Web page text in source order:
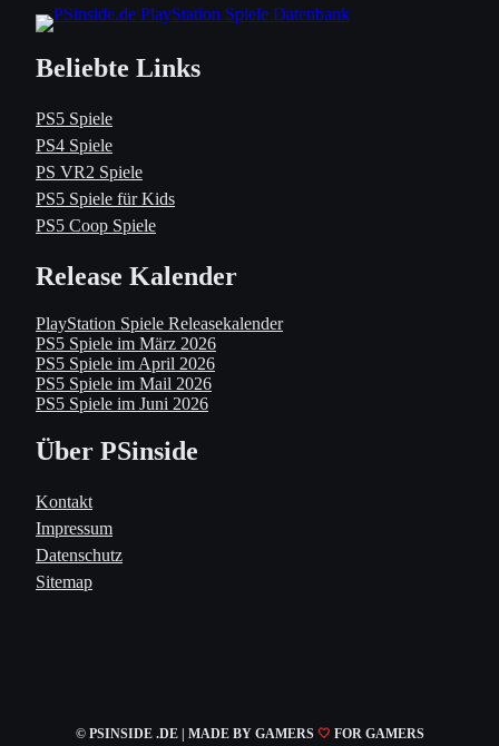
Beliebte Links
PS5 Spiele
PS4 Spiele
PS VR2 Spiele
PS5 Spiele für Kids
PS5 Coop Spiele
Release Kalender
PlayStation Spiele Releasekalender
PS5 Spiele im März 2026
PS5 Spiele im April 2026
PS5 Spiele im Mail 2026
PS5 Spiele im Juni 2026
Über PSinside
Kontakt
Impressum
Datenschutz
Sitemap
© PSINSIDE .DE | MADE BY GAMERS 🤍 FOR GAMERS